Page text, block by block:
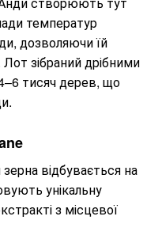
температур
дозволяючи їй
зібраний дрібними
тисяч дерев, що
відбувається на
унікальну
з місцевої